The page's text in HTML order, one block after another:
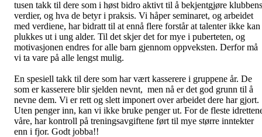
tusen takk til dere som i høst bidro aktivt til å bekjentgjøre klubbens
verdier, og hva de betyr i praksis. Vi håper seminaret, og arbeidet
med verdiene, har bidratt til at ennå flere forstår at talenter ikke kan
plukkes ut i ung alder. Til det skjer det for mye i puberteten, og
motivasjonen endres for alle barn gjennom oppveksten. Derfor må
vi ta vare på alle lengst mulig.
En spesiell takk til dere som har vært kasserere i gruppene år. De
som er kasserere blir sjelden nevnt, men nå er det god grunn til å
nevne dem. Vi er rett og slett imponert over arbeidet dere har gjort.
Uten penger inn, kan vi ikke bruke penger ut. For de fleste
våre, har kontroll på treningsavgiftene ført til mye større inntekter
enn i fjor. Godt jobba!!